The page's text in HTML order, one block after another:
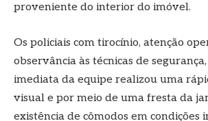
proveniente do interior do imóvel.
Os policiais com tirocínio, atenção
observância às técnicas de
imediata da equipe realizou uma
visual e por meio de uma fresta da
existência de cômodos em condições